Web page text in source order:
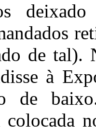
de tal).
à
de
colocada